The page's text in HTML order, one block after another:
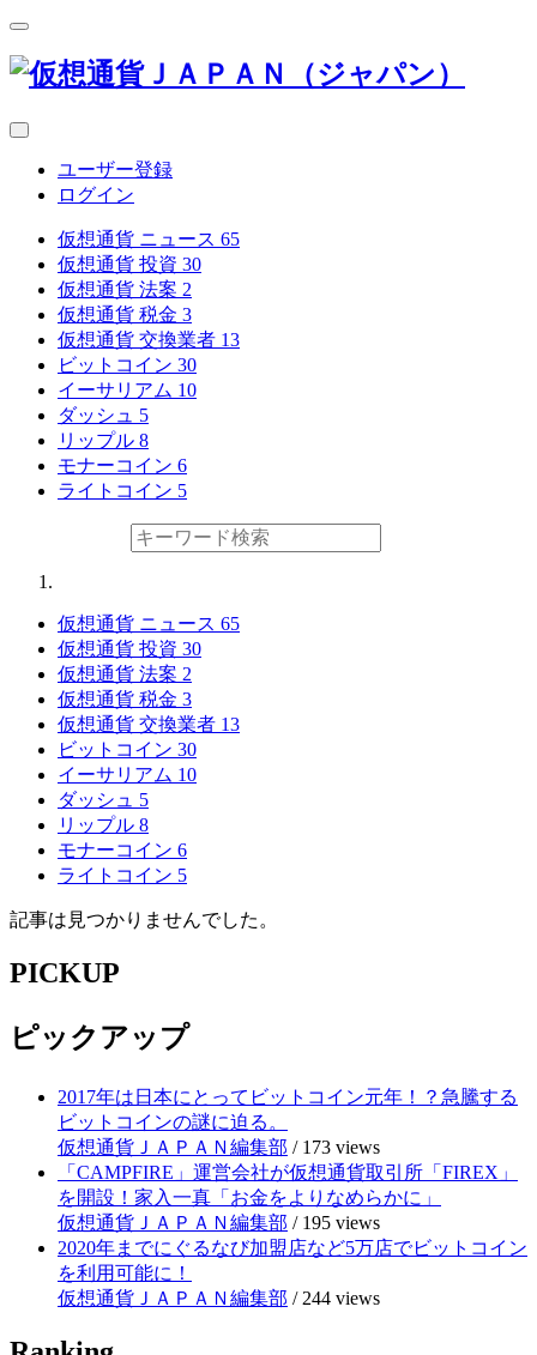
ユーザー登録
ログイン
仮想通貨 ニュース 65
仮想通貨 投資 30
仮想通貨 法案 2
仮想通貨 税金 3
仮想通貨 交換業者 13
ビットコイン 30
イーサリアム 10
ダッシュ 5
リップル 8
モナーコイン 6
ライトコイン 5
仮想通貨 ニュース 65
仮想通貨 投資 30
仮想通貨 法案 2
仮想通貨 税金 3
仮想通貨 交換業者 13
ビットコイン 30
イーサリアム 10
ダッシュ 5
リップル 8
モナーコイン 6
ライトコイン 5
記事は見つかりませんでした。
PICKUP
ピックアップ
2017年は日本にとってビットコイン元年！？急騰する
ビットコインの謎に迫る。
仮想通貨ＪＡＰＡＮ編集部 / 173 views
「CAMPFIRE」運営会社が仮想通貨取引所「FIREX」
を開設！家入一真「お金をよりなめらかに」
仮想通貨ＪＡＰＡＮ編集部 / 195 views
2020年までにぐるなび加盟店など5万店でビットコイン
を利用可能に！
仮想通貨ＪＡＰＡＮ編集部 / 244 views